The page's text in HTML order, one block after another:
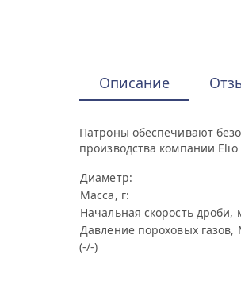
Описание
Патроны обеспечивают
производства компании
Диаметр:
Масса, г:
Начальная скорость дроби,
Давление пороховых газов,
(-/-)